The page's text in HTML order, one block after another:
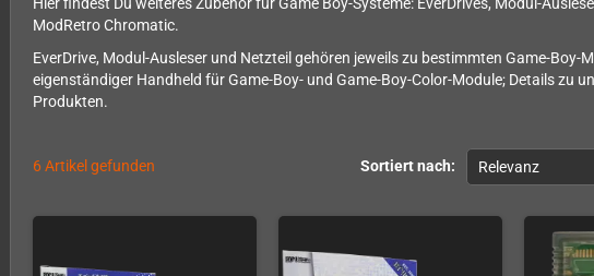
Hier findest Du weiteres Zubehör für Game Boy-Systeme: EverDrives, Modul-
ModRetro Chromatic.
EverDrive, Modul-Ausleser und Netzteil gehören jeweils zu bestimmten Game-
eigenständiger Handheld für Game-Boy- und Game-Boy-Color-Module; Details zu
Produkten.
Sortiert nach: Relevanz
6 Artikel gefunden